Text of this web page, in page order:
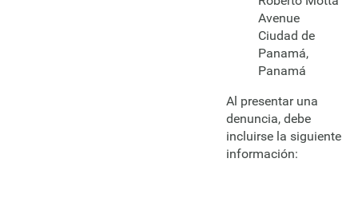
Avenue
Ciudad de
Panamá,
Panamá
Al presentar una
denuncia, debe
incluirse la siguiente
información: